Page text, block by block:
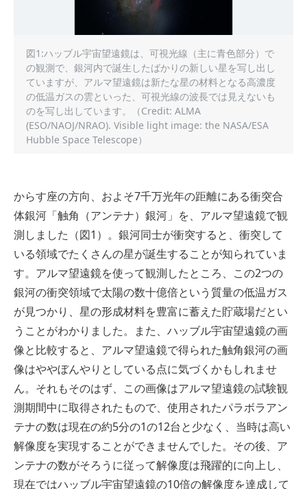
図1:ハッブル宇宙望遠鏡は、可視光線（主に青色部分）で
の観測で、銀河内で誕生したばかりの新しい星を写し出し
ていますが、アルマ望遠鏡は新たな星の材料となる高濃度
の低温ガスの雲といった、可視光線の波長では見えないも
のを写し出しています。（Credit: ALMA
(ESO/NAOJ/NRAO). Visible light image: the NASA/ESA
Hubble Space Telescope）
からす座の方向、およそ7千万光年の距離にある衝突合
体銀河「触角（アンテナ）銀河」を、アルマ望遠鏡で観
測しました（図1）。銀河同士が衝突すると、衝突して
いる領域でたくさんの星が誕生することが知られていま
す。アルマ望遠鏡を使って観測したところ、この2つの
銀河の衝突領域で太陽の数十億倍という質量の低温ガス
が見つかり、星の形成材料を豊富に蓄えた貯蔵場だとい
うことがわかりました。また、ハッブル宇宙望遠鏡の画
像と比較すると、アルマ望遠鏡で得られた触角銀河の画
像はややぼんやりとしている点に気づくかもしれませ
ん。それもそのはず、この画像はアルマ望遠鏡の試験観
測期間中に取得されたもので、使用されたパラボラアン
テナの数は現在の約5分の1の12台と少なく、当時は高い
解像度を実現することができませんでした。その後、ア
ンテナの数がそろうに従って解像度は飛躍的に向上し、
現在ではハッブル宇宙望遠鏡の10倍の解像度を達成して